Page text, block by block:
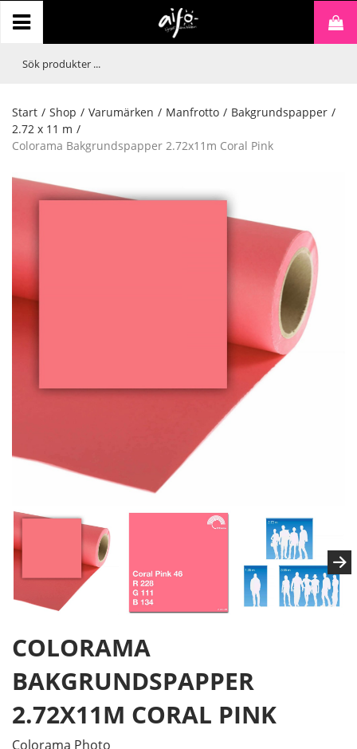
Start / Shop / Varumärken / Manfrotto / Bakgrundspapper /
2.72 x 11 m /
Colorama Bakgrundspapper 2.72x11m Coral Pink
COLORAMA
BAKGRUNDSPAPPER
2.72X11M CORAL PINK
Colorama Photo